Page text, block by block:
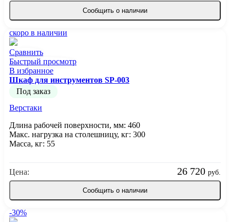
Сообщить о наличии
скоро в наличии
Сравнить
Быстрый просмотр
В избранное
Шкаф для инструментов SP-003
Под заказ
Верстаки
Цена: 26 720 руб.
Длина рабочей поверхности, мм: 460
Макс. нагрузка на столешницу, кг: 300
Масса, кг: 55
Сообщить о наличии
-30%